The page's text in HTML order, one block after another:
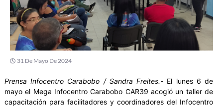
31 De Mayo De 2024
Prensa Infocentro Carabobo / Sandra Freites.- El lunes 6 de
mayo el Mega Infocentro Carabobo CAR39 acogió un taller de
capacitación para facilitadores y coordinadores del Infocentro